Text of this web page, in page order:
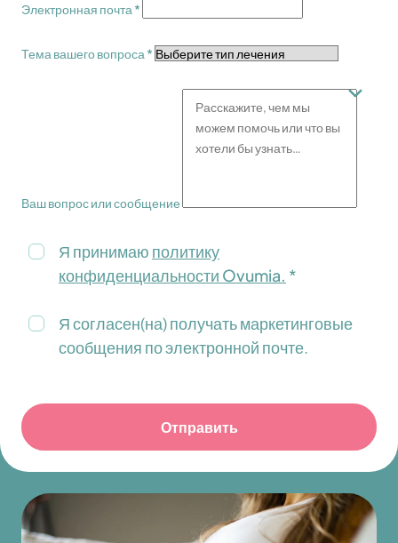
Электронная почта *
Тема вашего вопроса *
Ваш вопрос или сообщение
Я принимаю политику
конфиденциальности Ovumia. *
Я согласен(на) получать маркетинговые
сообщения по электронной почте.
Отправить